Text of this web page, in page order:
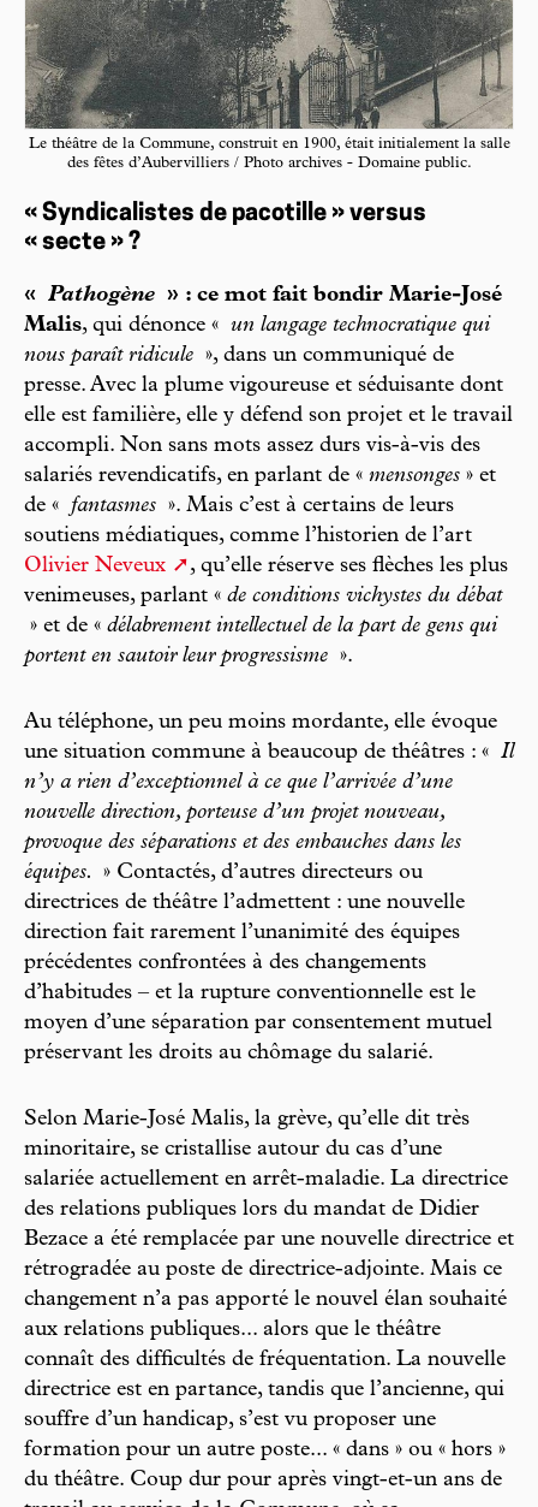
Le théâtre de la Commune, construit en 1900, était initialement la salle
des fêtes d’Aubervilliers / Photo archives - Domaine public.
« Syndicalistes de pacotille » versus
« secte » ?
« Pathogène » : ce mot fait bondir Marie-José
Malis, qui dénonce « un langage technocratique qui
nous paraît ridicule », dans un communiqué de
presse. Avec la plume vigoureuse et séduisante dont
elle est familière, elle y défend son projet et le travail
accompli. Non sans mots assez durs vis-à-vis des
salariés revendicatifs, en parlant de « mensonges » et
de «
fantasmes ». Mais c’est à certains de leurs
soutiens médiatiques, comme l’historien de l’art
Olivier Neveux
, qu’elle réserve ses flèches les plus
venimeuses, parlant « de conditions vichystes du débat
» et de « délabrement intellectuel de la part de gens qui
portent en sautoir leur progressisme ».
Au téléphone, un peu moins mordante, elle évoque
une situation commune à beaucoup de théâtres : « Il
n’y a rien d’exceptionnel à ce que l’arrivée d’une
nouvelle direction, porteuse d’un projet nouveau,
provoque des séparations et des embauches dans les
équipes.
» Contactés, d’autres directeurs ou
directrices de théâtre l’admettent : une nouvelle
direction fait rarement l’unanimité des équipes
précédentes confrontées à des changements
d’habitudes – et la rupture conventionnelle est le
moyen d’une séparation par consentement mutuel
préservant les droits au chômage du salarié.
Selon Marie-José Malis, la grève, qu’elle dit très
minoritaire, se cristallise autour du cas d’une
salariée actuellement en arrêt-maladie. La directrice
des relations publiques lors du mandat de Didier
Bezace a été remplacée par une nouvelle directrice et
rétrogradée au poste de directrice-adjointe. Mais ce
changement n’a pas apporté le nouvel élan souhaité
aux relations publiques... alors que le théâtre
connaît des difficultés de fréquentation. La nouvelle
directrice est en partance, tandis que l’ancienne, qui
souffre d’un handicap, s’est vu proposer une
formation pour un autre poste... « dans » ou « hors »
du théâtre. Coup dur pour après vingt-et-un ans de